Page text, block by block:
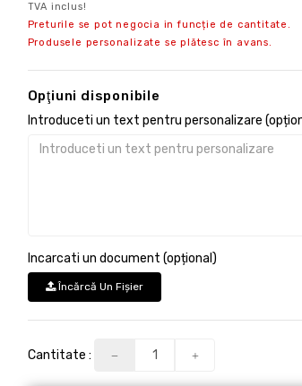
TVA inclus!
Preturile se pot negocia in funcție de cantitate.
Produsele personalizate se plătesc în avans.
Opţiuni disponibile
Introduceti un text pentru personalizare
Incarcati un document (opțional)
Încărcă Un Fişier
Cantitate :